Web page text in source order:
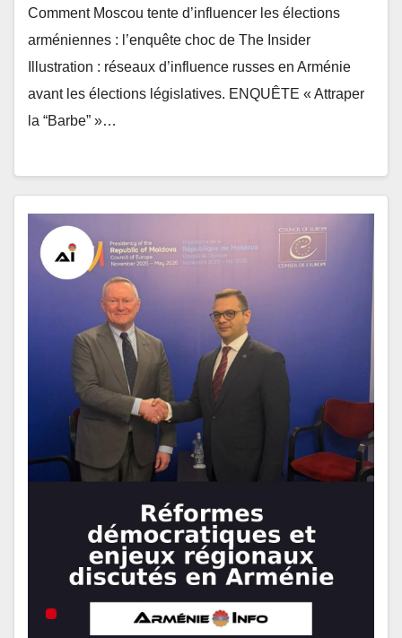
Comment Moscou tente d’influencer les élections
arméniennes : l’enquête choc de The Insider
Illustration : réseaux d’influence russes en Arménie
avant les élections législatives. ENQUÊTE « Attraper
la “Barbe” »…